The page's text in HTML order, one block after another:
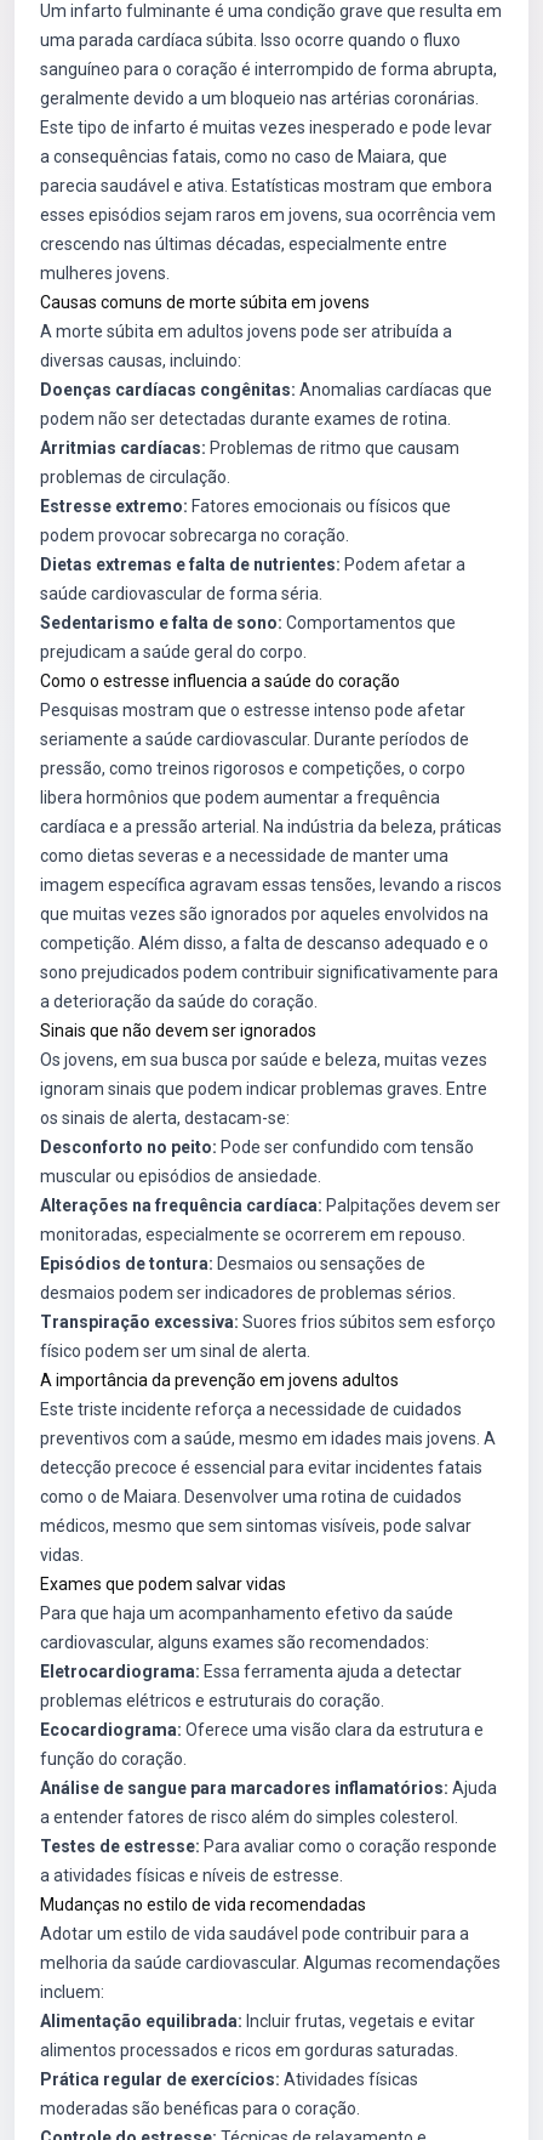
Um infarto fulminante é uma condição grave que resulta em
uma parada cardíaca súbita. Isso ocorre quando o fluxo
sanguíneo para o coração é interrompido de forma abrupta,
geralmente devido a um bloqueio nas artérias coronárias.
Este tipo de infarto é muitas vezes inesperado e pode levar
a consequências fatais, como no caso de Maiara, que
parecia saudável e ativa. Estatísticas mostram que embora
esses episódios sejam raros em jovens, sua ocorrência vem
crescendo nas últimas décadas, especialmente entre
mulheres jovens.
Causas comuns de morte súbita em jovens
A morte súbita em adultos jovens pode ser atribuída a
diversas causas, incluindo:
Doenças cardíacas congênitas: Anomalias cardíacas que
podem não ser detectadas durante exames de rotina.
Arritmias cardíacas: Problemas de ritmo que causam
problemas de circulação.
Estresse extremo: Fatores emocionais ou físicos que
podem provocar sobrecarga no coração.
Dietas extremas e falta de nutrientes: Podem afetar a
saúde cardiovascular de forma séria.
Sedentarismo e falta de sono: Comportamentos que
prejudicam a saúde geral do corpo.
Como o estresse influencia a saúde do coração
Pesquisas mostram que o estresse intenso pode afetar
seriamente a saúde cardiovascular. Durante períodos de
pressão, como treinos rigorosos e competições, o corpo
libera hormônios que podem aumentar a frequência
cardíaca e a pressão arterial. Na indústria da beleza, práticas
como dietas severas e a necessidade de manter uma
imagem específica agravam essas tensões, levando a riscos
que muitas vezes são ignorados por aqueles envolvidos na
competição. Além disso, a falta de descanso adequado e o
sono prejudicados podem contribuir significativamente para
a deterioração da saúde do coração.
Sinais que não devem ser ignorados
Os jovens, em sua busca por saúde e beleza, muitas vezes
ignoram sinais que podem indicar problemas graves. Entre
os sinais de alerta, destacam-se:
Desconforto no peito: Pode ser confundido com tensão
muscular ou episódios de ansiedade.
Alterações na frequência cardíaca: Palpitações devem ser
monitoradas, especialmente se ocorrerem em repouso.
Episódios de tontura: Desmaios ou sensações de
desmaios podem ser indicadores de problemas sérios.
Transpiração excessiva: Suores frios súbitos sem esforço
físico podem ser um sinal de alerta.
A importância da prevenção em jovens adultos
Este triste incidente reforça a necessidade de cuidados
preventivos com a saúde, mesmo em idades mais jovens. A
detecção precoce é essencial para evitar incidentes fatais
como o de Maiara. Desenvolver uma rotina de cuidados
médicos, mesmo que sem sintomas visíveis, pode salvar
vidas.
Exames que podem salvar vidas
Para que haja um acompanhamento efetivo da saúde
cardiovascular, alguns exames são recomendados:
Eletrocardiograma: Essa ferramenta ajuda a detectar
problemas elétricos e estruturais do coração.
Ecocardiograma: Oferece uma visão clara da estrutura e
função do coração.
Análise de sangue para marcadores inflamatórios: Ajuda
a entender fatores de risco além do simples colesterol.
Testes de estresse: Para avaliar como o coração responde
a atividades físicas e níveis de estresse.
Mudanças no estilo de vida recomendadas
Adotar um estilo de vida saudável pode contribuir para a
melhoria da saúde cardiovascular. Algumas recomendações
incluem:
Alimentação equilibrada: Incluir frutas, vegetais e evitar
alimentos processados e ricos em gorduras saturadas.
Prática regular de exercícios: Atividades físicas
moderadas são benéficas para o coração.